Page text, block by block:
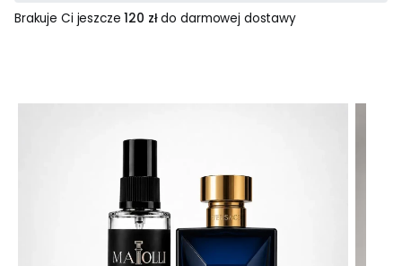
Brakuje Ci jeszcze120 złdo darmowej dostawy